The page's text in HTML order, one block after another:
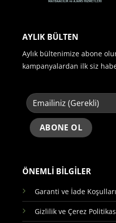
ÖNEMLİ BİLGİLER
Garanti ve İade Koşulları
Gizlilik ve Çerez
AYLIK BÜLTEN
Aylık bültenimize abone
kampanyalardan ilk siz